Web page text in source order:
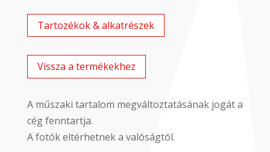
Tartozékok & alkatrészek
Vissza a termékekhez
A műszaki tartalom megváltoztatásának jogát a
cég fenntartja.
A fotók eltérhetnek a valóságtól.